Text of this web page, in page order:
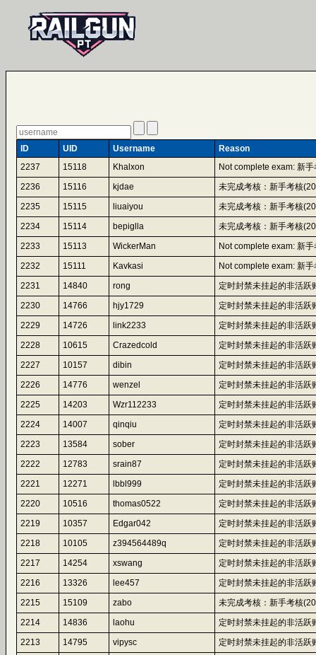
ID UID Username
Reason
2237
15118 Khalxon
Not complete exam: 新
2236
15116 kjdae
未完成考核：新手考核
2235
15115 liuaiyou
未完成考核：新手考核
2234
15114 bepiglla
未完成考核：新手考核
2233
15113 WickerMan
Not complete exam: 新
2232
15111 Kavkasi
Not complete exam: 新
2231
14840 rong
定时封禁未挂起的非活跃
2230
14766 hjy1729
定时封禁未挂起的非活跃
2229
14726 link2233
定时封禁未挂起的非活跃
2228
10615 Crazedcold
定时封禁未挂起的非活跃
2227
10157 dibin
定时封禁未挂起的非活跃
2226
14776 wenzel
定时封禁未挂起的非活跃
2225
14203 Wzr112233
定时封禁未挂起的非活跃
2224
14007 qinqiu
定时封禁未挂起的非活跃
2223
13584 sober
定时封禁未挂起的非活跃
2222
12783 srain87
定时封禁未挂起的非活跃
2221
12271 lbbl999
定时封禁未挂起的非活跃
2220
10516 thomas0522
定时封禁未挂起的非活跃
2219
10357 Edgar042
定时封禁未挂起的非活跃
2218
10105 z394564489q
定时封禁未挂起的非活跃
2217
14254 xswang
定时封禁未挂起的非活跃
2216
13326 lee457
定时封禁未挂起的非活跃
2215
15109 zabo
未完成考核：新手考核
2214
14836 laohu
定时封禁未挂起的非活跃
2213
14795 vipysc
定时封禁未挂起的非活跃